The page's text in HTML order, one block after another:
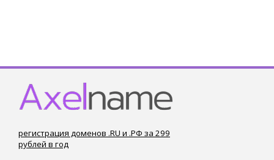
регистрация доменов .RU и .РФ за 299
рублей в год